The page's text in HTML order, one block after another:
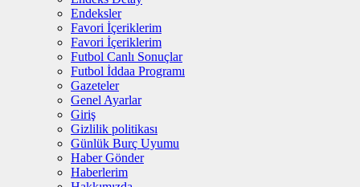
Endeksler
Favori İçeriklerim
Favori İçeriklerim
Futbol Canlı Sonuçlar
Futbol İddaa Programı
Gazeteler
Genel Ayarlar
Giriş
Gizlilik politikası
Günlük Burç Uyumu
Haber Gönder
Haberlerim